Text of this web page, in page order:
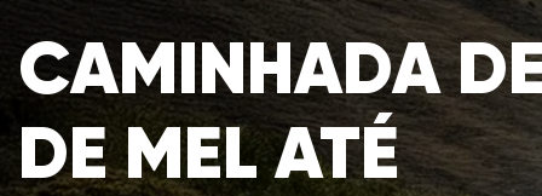
CAMINHADA
DE MEL ATÉ